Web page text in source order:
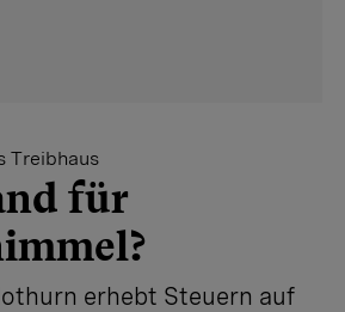
Treibhaus
für
erhebt Steuern auf